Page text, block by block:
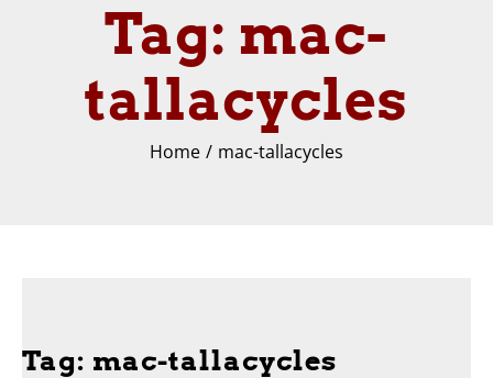
Tag: mac-
tallacycles
Home mac-tallacycles
Tag: mac-tallacycles